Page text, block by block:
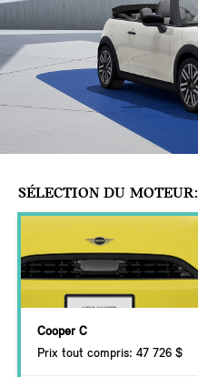
SÉLECTION DU MOTEUR:
Cooper C
Prix tout compris: 47 726 $